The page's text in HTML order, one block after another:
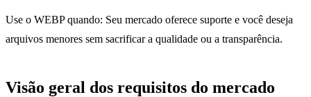
Use o WEBP quando: Seu mercado oferece suporte e você deseja
arquivos menores sem sacrificar a qualidade ou a transparência.
Visão geral dos requisitos do mercado